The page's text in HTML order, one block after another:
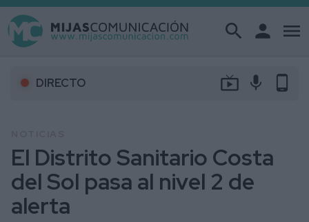
search person menu
DIRECTO live_tv mic phone_android
El Distrito Sanitario Costa
del Sol pasa al nivel 2 de
alerta